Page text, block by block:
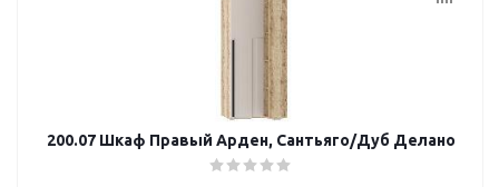
200.07 Шкаф Правый Арден, Сантьяго/Дуб Делано